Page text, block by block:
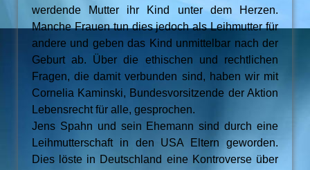
werdende Mutter ihr Kind unter dem Herzen.
Manche Frauen tun dies jedoch als Leihmutter für
andere und geben das Kind unmittelbar nach der
Geburt ab. Über die ethischen und rechtlichen
Fragen, die damit verbunden sind, haben wir mit
Cornelia Kaminski, Bundesvorsitzende der Aktion
Lebensrecht für alle, gesprochen.
Jens Spahn und sein Ehemann sind durch eine
Leihmutterschaft in den USA Eltern geworden.
Dies löste in Deutschland eine Kontroverse über